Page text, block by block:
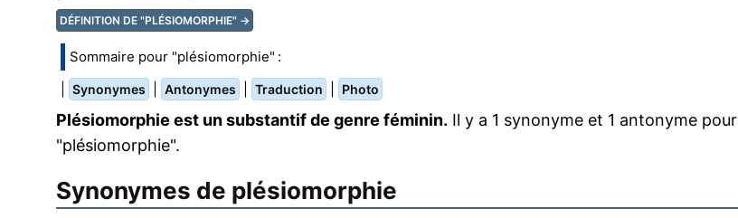
DÉFINITION DE "PLÉSIOMORPHIE" →
Sommaire pour "plésiomorphie" :
Synonymes Antonymes Traduction Photo
Plésiomorphie est un substantif de genre féminin. Il y a 1 synonyme et 1 antonyme pour
"plésiomorphie".
Synonymes de plésiomorphie